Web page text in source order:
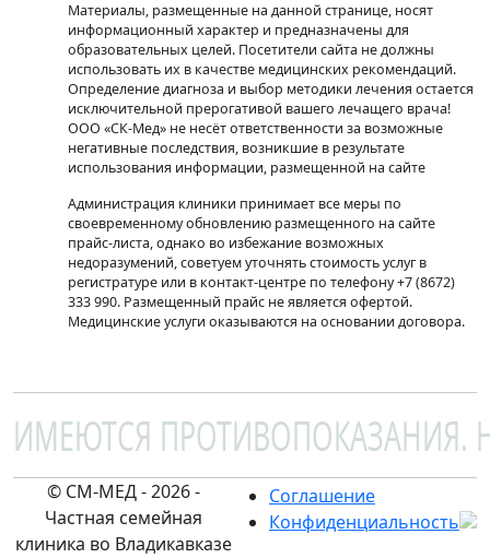
Материалы, размещенные на данной странице, носят
информационный характер и предназначены для
образовательных целей. Посетители сайта не должны
использовать их в качестве медицинских рекомендаций.
Определение диагноза и выбор методики лечения остается
исключительной прерогативой вашего лечащего врача!
ООО «СК-Мед» не несёт ответственности за возможные
негативные последствия, возникшие в результате
использования информации, размещенной на сайте
Администрация клиники принимает все меры по
своевременному обновлению размещенного на сайте
прайс-листа, однако во избежание возможных
недоразумений, советуем уточнять стоимость услуг в
регистратуре или в контакт-центре по телефону +7 (8672)
333 990. Размещенный прайс не является офертой.
Медицинские услуги оказываются на основании договора.
ИМЕЮТСЯ ПРОТИВОПОКАЗАНИЯ.
© СМ-МЕД - 2026 -
Частная семейная
клиника во Владикавказе
Соглашение
Конфиденциальность